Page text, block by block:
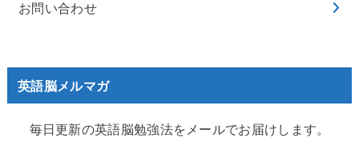
お問い合わせ
英語脳メルマガ
毎日更新の英語脳勉強法をメールでお届けします。